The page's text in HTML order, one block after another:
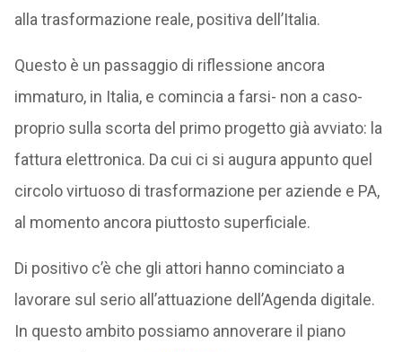
alla trasformazione reale, positiva dell’Italia.
Questo è un passaggio di riflessione ancora
immaturo, in Italia, e comincia a farsi- non a caso-
proprio sulla scorta del primo progetto già avviato: la
fattura elettronica. Da cui ci si augura appunto quel
circolo virtuoso di trasformazione per aziende e PA,
al momento ancora piuttosto superficiale.
Di positivo c’è che gli attori hanno cominciato a
lavorare sul serio all’attuazione dell’Agenda digitale.
In questo ambito possiamo annoverare il piano